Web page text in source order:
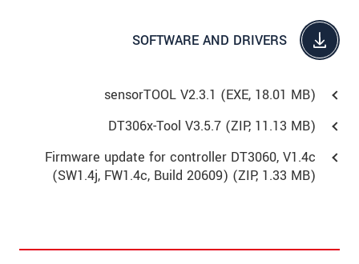
SOFTWARE AND DRIVERS
sensorTOOL V2.3.1 (EXE, 18.01 MB)
DT306x-Tool V3.5.7 (ZIP, 11.13 MB)
Firmware update for controller DT3060, V1.4c
(SW1.4j, FW1.4c, Build 20609) (ZIP, 1.33 MB)